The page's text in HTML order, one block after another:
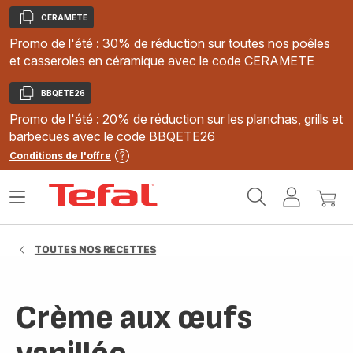
Copier
CERAMETE
Promo de l'été : 30% de réduction sur toutes nos poêles
et casseroles en céramique avec le code CERAMETE
Copier
BBQETE26
Promo de l'été : 20% de réduction sur les planchas, grills et
barbecues avec le code BBQETE26
Conditions de l'offre
MonMon
Ouvrir
TOUTES NOS RECETTES
Crème aux œufs